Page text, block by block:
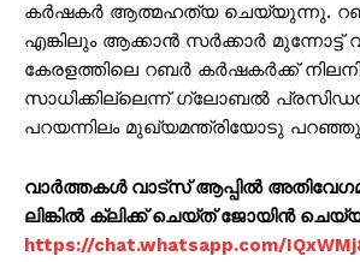
കർഷകർ ആത്മഹത്യ ചെയ്യുന്നു.
എങ്കിലും ആക്കാൻ സർക്കാർ മുന്നോട്ട്
കേരളത്തിലെ റബർ കർഷകർക്ക്
സാധിക്കില്ലെന്ന് ഗ്ലോബൽ
പറയന്നിലം മുഖ്യമന്ത്രിയോടു
വാർത്തകൾ വാട്സ് ആപ്പിൽ
ലിങ്കിൽ ക്ലിക്ക് ചെയ്ത് ജോയിൻ
https://chat.whatsapp.com/